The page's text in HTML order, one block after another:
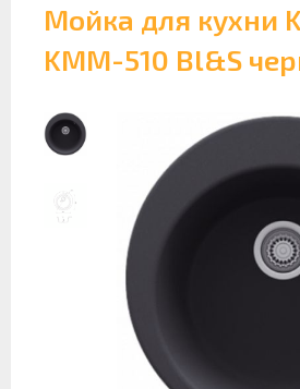
Мойка для кухни
KMM-510 Bl&S